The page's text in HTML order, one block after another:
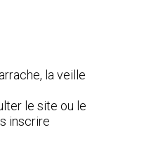
la veille
le site ou le
inscrire